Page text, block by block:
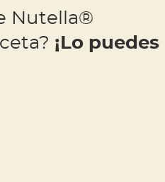
Nutella®
¡Lo puedes